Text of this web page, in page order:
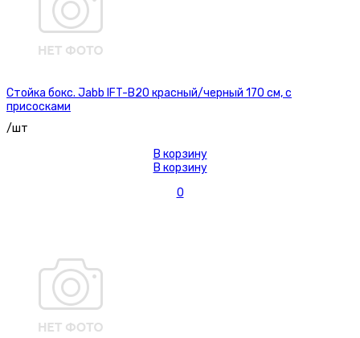
Стойка бокс. Jabb IFT-B20 красный/черный 170 см, с
присосками
/шт
В корзину
В корзину
0